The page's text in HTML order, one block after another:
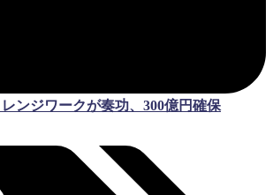
ンジワークが奏功、300億円確保